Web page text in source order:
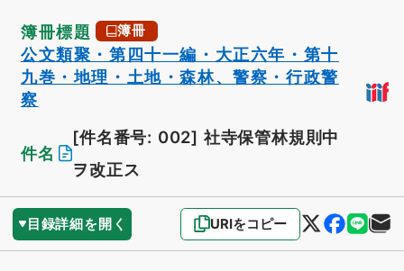
簿冊標題 簿冊
公文類聚・第四十一編・大正六年・第十
九巻・地理・土地・森林、警察・行政警
察
件名
[件名番号: 002] 社寺保管林規則中
ヲ改正ス
目録詳細を開く URIをコピー